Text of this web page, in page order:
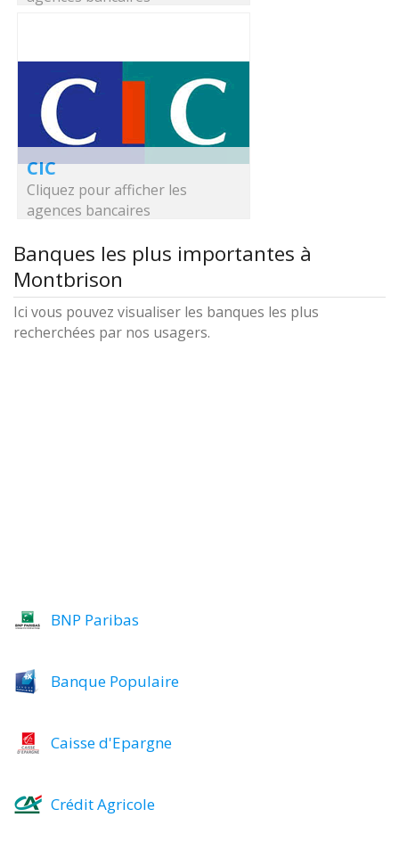
CIC
Cliquez pour afficher les
agences bancaires
Banques les plus importantes à
Montbrison
Ici vous pouvez visualiser les banques les plus
recherchées par nos usagers.
BNP Paribas
Banque Populaire
Caisse d'Epargne
Crédit Agricole